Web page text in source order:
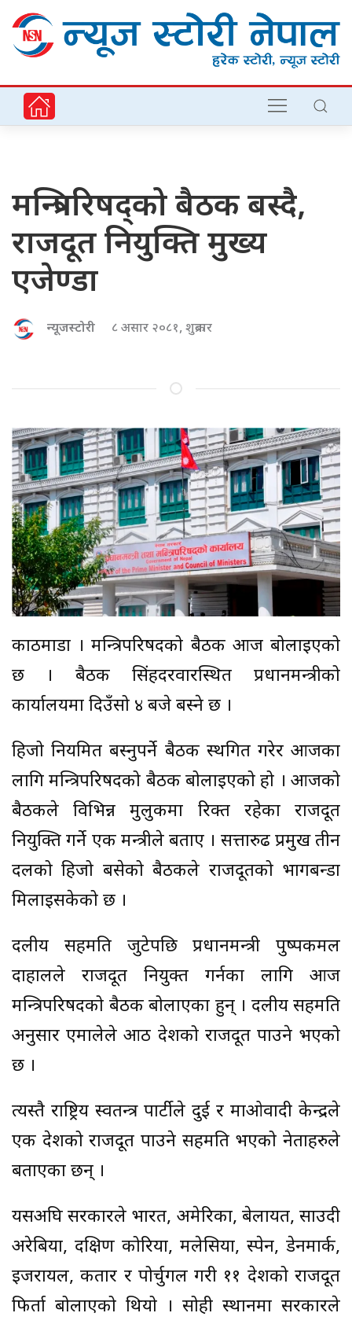
मन्त्रिपरिषद्को बैठक बस्दै,
राजदूत नियुक्ति मुख्य
एजेण्डा
न्यूजस्टोरी ८ असार २०८१, शुक्रबार
काठमाडौं । मन्त्रिपरिषदको बैठक आज बोलाइएको
छ । बैठक सिंहदरवारस्थित प्रधानमन्त्रीको
कार्यालयमा दिउँसो ४ बजे बस्ने छ ।
हिजो नियमित बस्नुपर्ने बैठक स्थगित गरेर आजका
लागि मन्त्रिपरिषदको बैठक बोलाइएको हो । आजको
बैठकले विभिन्न मुलुकमा रिक्त रहेका राजदूत
नियुक्ति गर्ने एक मन्त्रीले बताए । सत्तारुढ प्रमुख तीन
दलको हिजो बसेको बैठकले राजदूतको भागबन्डा
मिलाइसकेको छ ।
दलीय सहमति जुटेपछि प्रधानमन्त्री पुष्पकमल
दाहालले राजदूत नियुक्त गर्नका लागि आज
मन्त्रिपरिषदको बैठक बोलाएका हुन् । दलीय सहमति
अनुसार एमालेले आठ देशको राजदूत पाउने भएको
छ ।
त्यस्तै राष्ट्रिय स्वतन्त्र पार्टीले दुई र माओवादी केन्द्रले
एक देशको राजदूत पाउने सहमति भएको नेताहरुले
बताएका छन् ।
यसअघि सरकारले भारत, अमेरिका, बेलायत, साउदी
अरेबिया, दक्षिण कोरिया, मलेसिया, स्पेन, डेनमार्क,
इजरायल, कतार र पोर्चुगल गरी ११ देशको राजदूत
फिर्ता बोलाएको थियो । सोही स्थानमा सरकारले